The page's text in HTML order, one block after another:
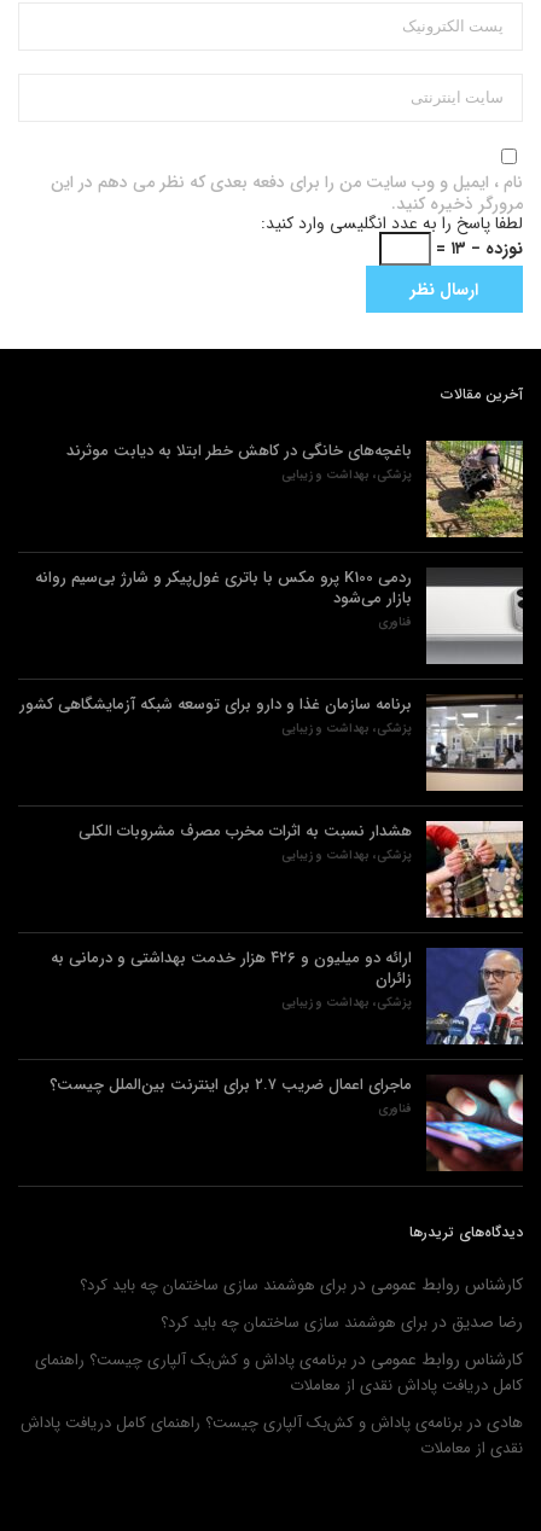
نام ، ایمیل و وب سایت من را برای دفعه بعدی که نظر می دهم در این
مرورگر ذخیره کنید.
لطفا پاسخ را به عدد انگلیسی وارد کنید:
نوزده − ۱۳ =
آخرین مقالات
باغچه‌های خانگی در کاهش خطر ابتلا به دیابت موثرند
پزشکی، بهداشت و زیبایی
ردمی K100 پرو مکس با باتری غول‌پیکر و شارژ بی‌سیم روانه
بازار می‌شود
فناوری
برنامه سازمان غذا و دارو برای توسعه شبکه آزمایشگاهی کشور
پزشکی، بهداشت و زیبایی
هشدار نسبت به اثرات مخرب مصرف مشروبات الکلی
پزشکی، بهداشت و زیبایی
ارائه دو میلیون و ۴۲۶ هزار خدمت بهداشتی و درمانی به
زائران
پزشکی، بهداشت و زیبایی
ماجرای اعمال ضریب ۲.۷ برای اینترنت بین‌الملل چیست؟
فناوری
دیدگاه‌های تریدرها
کارشناس روابط عمومی در برای هوشمند سازی ساختمان چه باید کرد؟
رضا صدیق در برای هوشمند سازی ساختمان چه باید کرد؟
کارشناس روابط عمومی در برنامه‌ی پاداش و کش‌بک آلپاری چیست؟ راهنمای
کامل دریافت پاداش نقدی از معاملات
هادی در برنامه‌ی پاداش و کش‌بک آلپاری چیست؟ راهنمای کامل دریافت پاداش
نقدی از معاملات